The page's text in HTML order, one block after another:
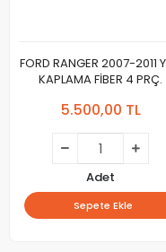
FORD RANGER 2007-2011
KAPLAMA FİBER 4 PRÇ.
5.500,00 TL
Adet
Sepete Ekle